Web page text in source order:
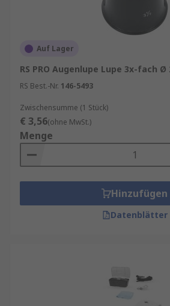
Auf Lager
RS PRO Augenlupe Lupe 3x-fach Ø
RS Best.-Nr. 146-5493
Zwischensumme (1 Stück)
€ 3,56(ohne MwSt.)
Menge
Hinzufügen
Datenblätter